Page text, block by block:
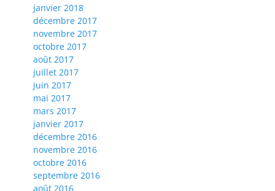
janvier 2018
décembre 2017
novembre 2017
octobre 2017
août 2017
juillet 2017
juin 2017
mai 2017
mars 2017
janvier 2017
décembre 2016
novembre 2016
octobre 2016
septembre 2016
août 2016